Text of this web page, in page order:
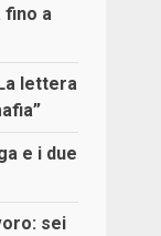
fino a
lettera
e i due
sei